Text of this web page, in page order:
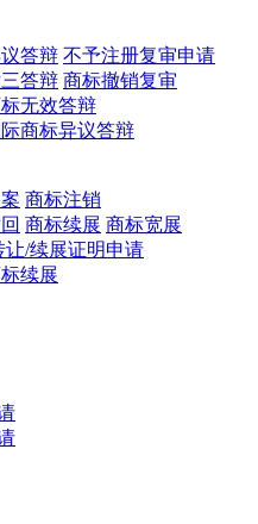
答辩 不予注册复审申请
答辩 商标撤销复审
无效答辩
商标异议答辩
商标注销
商标续展 商标宽展
让/续展证明申请
续展